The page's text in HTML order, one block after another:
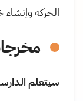
الحركة وإنشاء
سيتعلم